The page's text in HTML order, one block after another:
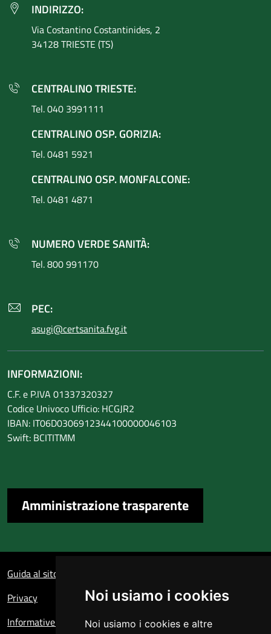
Noi usiamo i cookies
Noi usiamo i cookies e altre
INDIRIZZO:
Via Costantino Costantinides, 2
34128 TRIESTE (TS)
CENTRALINO TRIESTE:
Tel. 040 3991111
CENTRALINO OSP. GORIZIA:
Tel. 0481 5921
CENTRALINO OSP. MONFALCONE:
Tel. 0481 4871
NUMERO VERDE SANITÀ:
Tel. 800 991170
PEC:
asugi@certsanita.fvg.it
INFORMAZIONI:
C.F. e P.IVA 01337320327
Codice Univoco Ufficio: HCGJR2
IBAN: IT06D0306912344100000046103
Swift: BCITITMM
Amministrazione trasparente
Guida al sito
Privacy
Informative sul trattamento dei dati personali